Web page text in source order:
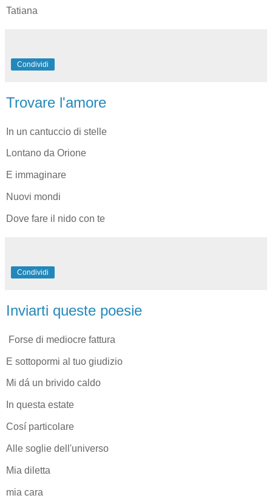
Tatiana
Condividi
Trovare l'amore
In un cantuccio di stelle
Lontano da Orione
E immaginare
Nuovi mondi
Dove fare il nido con te
Condividi
Inviarti queste poesie
Forse di mediocre fattura
E sottopormi al tuo giudizio
Mi dá un brivido caldo
In questa estate
Cosí particolare
Alle soglie dell'universo
Mia diletta
mia cara